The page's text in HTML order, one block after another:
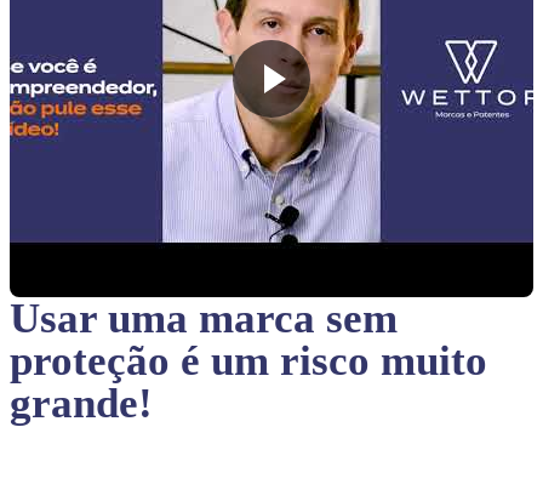
Usar uma marca sem
proteção é um risco muito
grande!